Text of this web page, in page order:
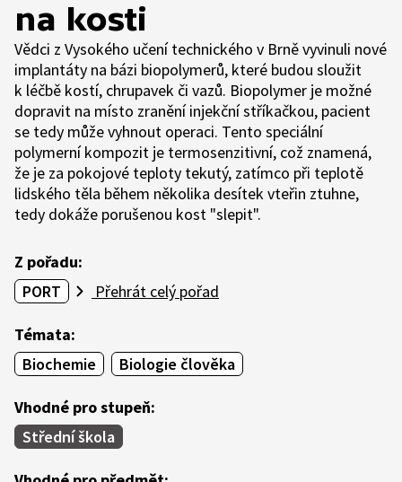
na kosti
Vědci z Vysokého učení technického v Brně vyvinuli nové
implantáty na bázi biopolymerů, které budou sloužit
k léčbě kostí, chrupavek či vazů. Biopolymer je možné
dopravit na místo zranění injekční stříkačkou, pacient
se tedy může vyhnout operaci. Tento speciální
polymerní kompozit je termosenzitivní, což znamená,
že je za pokojové teploty tekutý, zatímco při teplotě
lidského těla během několika desítek vteřin ztuhne,
tedy dokáže porušenou kost "slepit".
Z pořadu:
PORT
Přehrát celý pořad
Témata:
Biochemie
Biologie člověka
Vhodné pro stupeň:
Střední škola